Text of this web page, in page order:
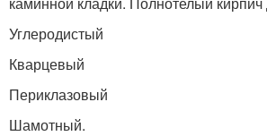
Углеродистый
Кварцевый
Периклазовый
Шамотный.